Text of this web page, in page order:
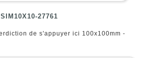
27761
de s'appuyer ici 100x100mm -